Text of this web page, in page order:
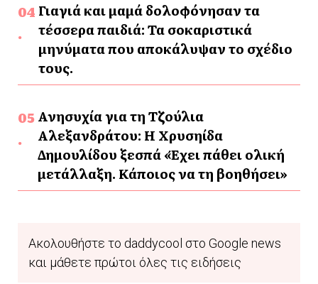
Γιαγιά και μαμά δολοφόνησαν τα
τέσσερα παιδιά: Τα σοκαριστικά
μηνύματα που αποκάλυψαν το σχέδιο
τους.
Ανησυχία για τη Τζούλια
Αλεξανδράτου: Η Χρυσηίδα
Δημουλίδου ξεσπά «Έχει πάθει ολική
μετάλλαξη. Κάποιος να τη βοηθήσει»
Ακολουθήστε το daddycool στο Google news
και μάθετε πρώτοι όλες τις ειδήσεις